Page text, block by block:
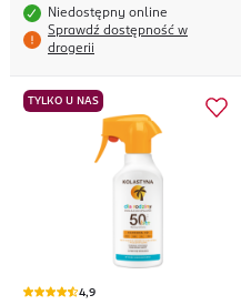
Niedostępny online
Sprawdź dostępność w
drogerii
TYLKO U NAS
4,9